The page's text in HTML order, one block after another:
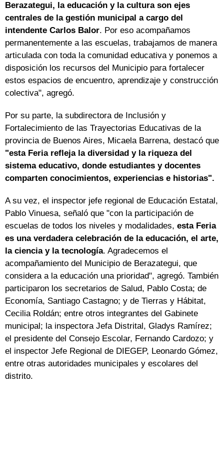
Berazategui, la educación y la cultura son ejes
centrales de la gestión municipal a cargo del
intendente Carlos Balor. Por eso acompañamos
permanentemente a las escuelas, trabajamos de manera
articulada con toda la comunidad educativa y ponemos a
disposición los recursos del Municipio para fortalecer
estos espacios de encuentro, aprendizaje y construcción
colectiva", agregó.
Por su parte, la subdirectora de Inclusión y
Fortalecimiento de las Trayectorias Educativas de la
provincia de Buenos Aires, Micaela Barrena, destacó que
"esta Feria refleja la diversidad y la riqueza del
sistema educativo, donde estudiantes y docentes
comparten conocimientos, experiencias e historias".
A su vez, el inspector jefe regional de Educación Estatal,
Pablo Vinuesa, señaló que "con la participación de
escuelas de todos los niveles y modalidades, esta Feria
es una verdadera celebración de la educación, el arte,
la ciencia y la tecnología. Agradecemos el
acompañamiento del Municipio de Berazategui, que
considera a la educación una prioridad", agregó. También
participaron los secretarios de Salud, Pablo Costa; de
Economía, Santiago Castagno; y de Tierras y Hábitat,
Cecilia Roldán; entre otros integrantes del Gabinete
municipal; la inspectora Jefa Distrital, Gladys Ramírez;
el presidente del Consejo Escolar, Fernando Cardozo; y
el inspector Jefe Regional de DIEGEP, Leonardo Gómez,
entre otras autoridades municipales y escolares del
distrito.